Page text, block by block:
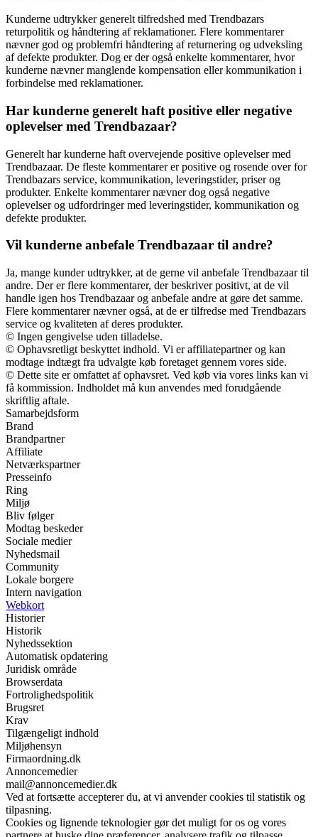
Kunderne udtrykker generelt tilfredshed med Trendbazars
returpolitik og håndtering af reklamationer. Flere kommentarer
nævner god og problemfri håndtering af returnering og udveksling
af defekte produkter. Dog er der også enkelte kommentarer, hvor
kunderne nævner manglende kompensation eller kommunikation i
forbindelse med reklamationer.
Har kunderne generelt haft positive eller negative
oplevelser med Trendbazaar?
Generelt har kunderne haft overvejende positive oplevelser med
Trendbazaar. De fleste kommentarer er positive og rosende over for
Trendbazars service, kommunikation, leveringstider, priser og
produkter. Enkelte kommentarer nævner dog også negative
oplevelser og udfordringer med leveringstider, kommunikation og
defekte produkter.
Vil kunderne anbefale Trendbazaar til andre?
Ja, mange kunder udtrykker, at de gerne vil anbefale Trendbazaar til
andre. Der er flere kommentarer, der beskriver positivt, at de vil
handle igen hos Trendbazaar og anbefale andre at gøre det samme.
Flere kommentarer nævner også, at de er tilfredse med Trendbazars
service og kvaliteten af deres produkter.
© Ingen gengivelse uden tilladelse.
© Ophavsretligt beskyttet indhold. Vi er affiliatepartner og kan
modtage indtægt fra udvalgte køb foretaget gennem vores side.
© Dette site er omfattet af ophavsret. Ved køb via vores links kan vi
få kommission. Indholdet må kun anvendes med forudgående
skriftlig aftale.
Samarbejdsform
Brand
Brandpartner
Affiliate
Netværkspartner
Presseinfo
Ring
Miljø
Bliv følger
Modtag beskeder
Sociale medier
Nyhedsmail
Community
Lokale borgere
Intern navigation
Webkort
Historier
Historik
Nyhedssektion
Automatisk opdatering
Juridisk område
Browserdata
Fortrolighedspolitik
Brugsret
Krav
Tilgængeligt indhold
Miljøhensyn
Firmaordning.dk
Annoncemedier
mail@annoncemedier.dk
Ved at fortsætte accepterer du, at vi anvender cookies til statistik og
tilpasning.
Cookies og lignende teknologier gør det muligt for os og vores